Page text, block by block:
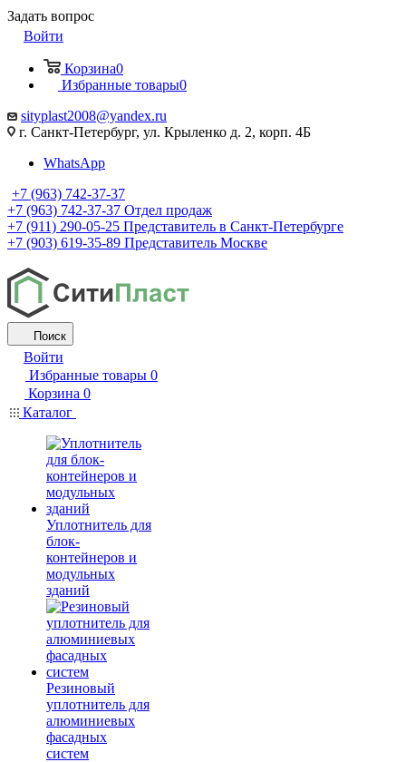
Задать вопрос
Войти
Корзина0
Избранные товары0
sityplast2008@yandex.ru
г. Санкт-Петербург, ул. Крыленко д. 2, корп. 4Б
WhatsApp
+7 (963) 742-37-37
+7 (963) 742-37-37 Отдел продаж
+7 (911) 290-05-25 Представитель в Санкт-Петербурге
+7 (903) 619-35-89 Представитель Москве
Поиск
Войти
Избранные товары 0
Корзина 0
Каталог
Уплотнитель для
блок-
контейнеров и
модульных
зданий
Резиновый
уплотнитель для
алюминиевых
фасадных
систем